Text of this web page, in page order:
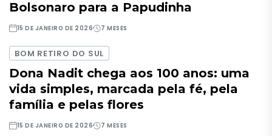
Bolsonaro para a Papudinha
15 DE JANEIRO DE 2026 7 MESES
BOM RETIRO DO SUL
Dona Nadit chega aos 100 anos: uma
vida simples, marcada pela fé, pela
família e pelas flores
15 DE JANEIRO DE 2026 7 MESES